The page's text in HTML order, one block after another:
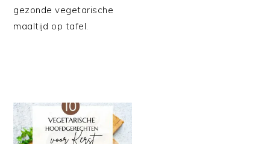
gezonde vegetarische
maaltijd op tafel.